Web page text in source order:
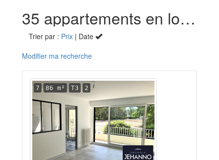
35 appartements en location dans le Morbihan (56)
Trier par : Prix | Date
Modifier ma recherche
7 86 m² T3 2